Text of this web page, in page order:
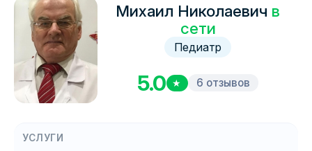
Михаил Николаевич в
сети
Педиатр
5.0 ★ 6 отзывов
УСЛУГИ